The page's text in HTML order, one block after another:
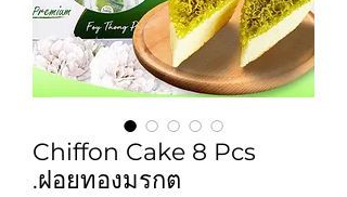
Chiffon Cake 8 Pcs
.ฝอยทองมรกต